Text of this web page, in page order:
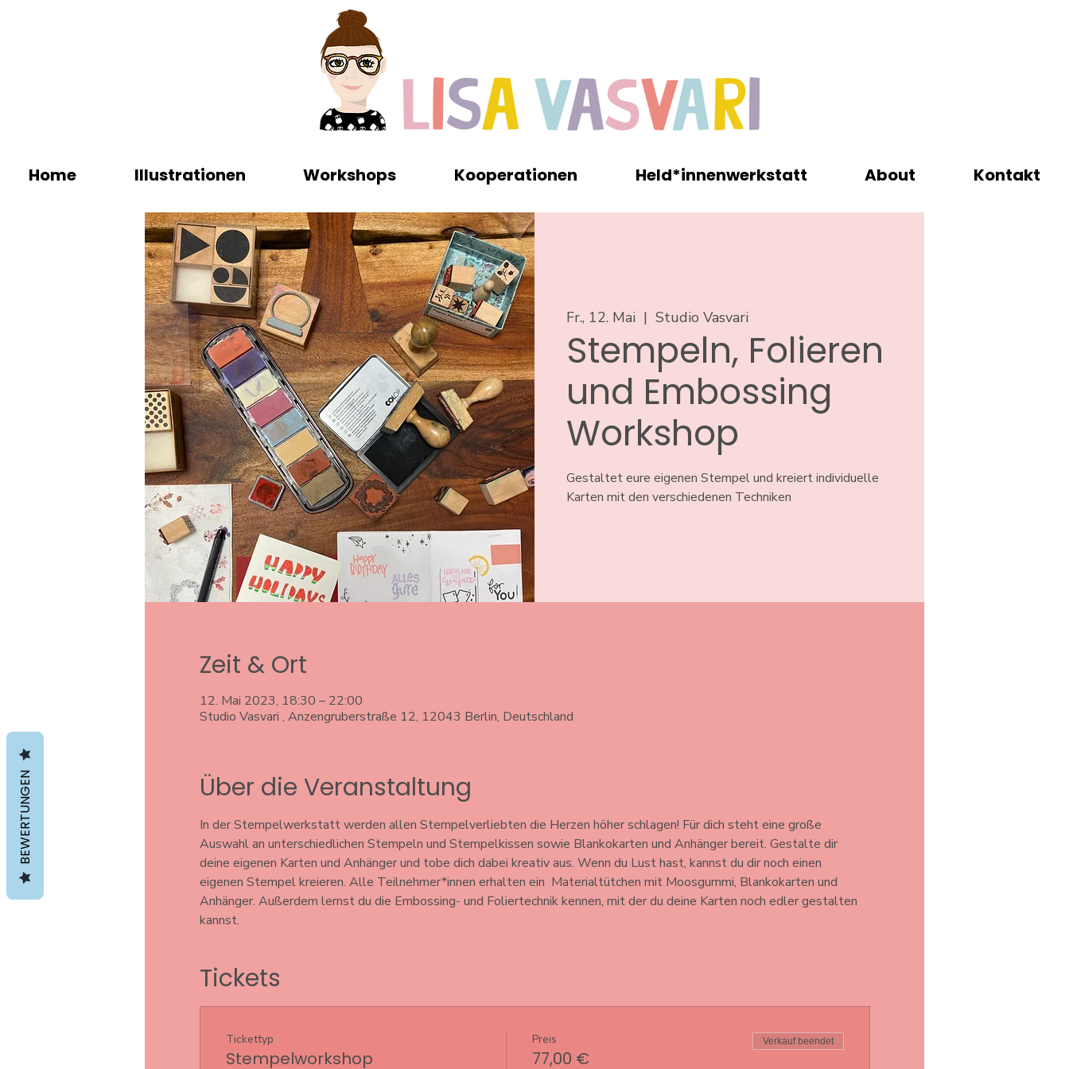
Home Illustrationen Workshops Kooperationen Held*innenwerkstatt About Kontakt
Fr., 12. Mai
  |
Studio Vasvari
Stempeln, Folieren
und Embossing
Workshop
Gestaltet eure eigenen Stempel und kreiert individuelle
Karten mit den verschiedenen Techniken
Zeit & Ort
12. Mai 2023, 18:30 – 22:00
Studio Vasvari , Anzengruberstraße 12, 12043 Berlin, Deutschland
Über die Veranstaltung
In der Stempelwerkstatt werden allen Stempelverliebten die Herzen höher schlagen! Für dich steht eine große
Auswahl an unterschiedlichen Stempeln und Stempelkissen sowie Blankokarten und Anhänger bereit. Gestalte dir
deine eigenen Karten und Anhänger und tobe dich dabei kreativ aus. Wenn du Lust hast, kannst du dir noch einen
eigenen Stempel kreieren. Alle Teilnehmer*innen erhalten ein  Materialtütchen mit Moosgummi, Blankokarten und
Anhänger. Außerdem lernst du die Embossing- und Foliertechnik kennen, mit der du deine Karten noch edler gestalten
kannst.
Tickets
Tickettyp
Stempelworkshop
Preis
77,00 €
Verkauf beendet
BEWERTUNGEN